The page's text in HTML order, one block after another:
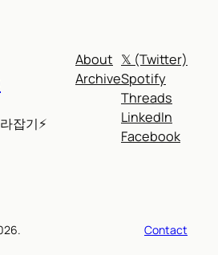
잡기⚡
About
Archive
𝕏 (Twitter)
Spotify
Threads
LinkedIn
Facebook
Contact